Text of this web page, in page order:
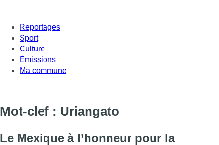
Reportages
Sport
Culture
Émissions
Ma commune
Mot-clef : Uriangato
Le Mexique à l’honneur pour la